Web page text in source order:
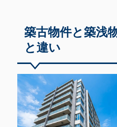
築古物件と築浅
と違い